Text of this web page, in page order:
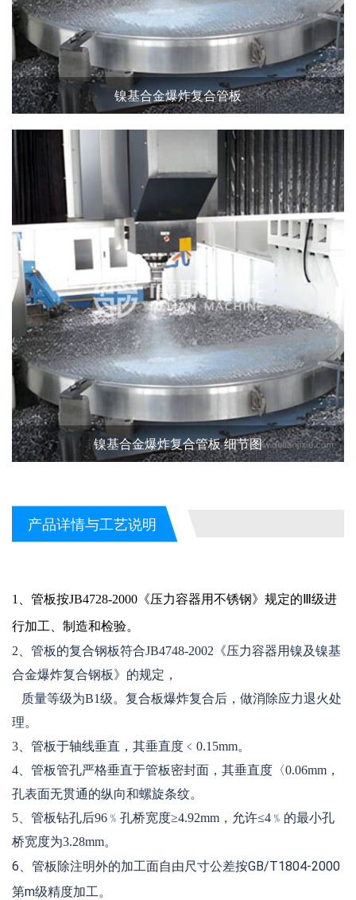
镍基合金爆炸复合管板
镍基合金爆炸复合管板 细节图
产品详情与工艺说明
1、管板按JB4728-2000《压力容器用不锈钢》规定的Ⅲ级进
行加工、制造和检验。
2、管板的复合钢板符合JB4748-2002《压力容器用镍及镍基
合金爆炸复合钢板》的规定，
质量等级为B1级。复合板爆炸复合后，做消除应力退火处
理。
3、管板于轴线垂直，其垂直度﹤0.15mm。
4、管板管孔严格垂直于管板密封面，其垂直度〈0.06mm，
孔表面无贯通的纵向和螺旋条纹。
5、管板钻孔后96﹪孔桥宽度≥4.92mm，允许≤4﹪的最小孔
桥宽度为3.28mm。
6、管板除注明外的加工面自由尺寸公差按GB/T1804-2000
第m级精度加工。